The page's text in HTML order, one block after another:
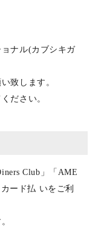
ナル(カブシキガ
致します。
ださい。
Club」「AME
ード払 いをご利